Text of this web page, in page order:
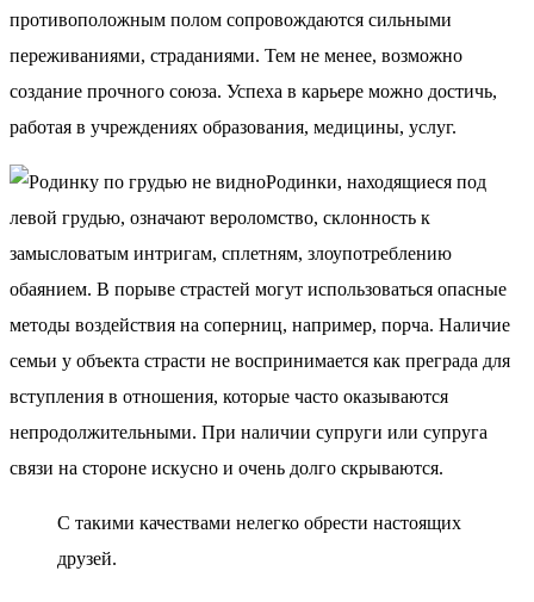
противоположным полом сопровождаются сильными
переживаниями, страданиями. Тем не менее, возможно
создание прочного союза. Успеха в карьере можно достичь,
работая в учреждениях образования, медицины, услуг.
Родинки, находящиеся под
левой грудью, означают вероломство, склонность к
замысловатым интригам, сплетням, злоупотреблению
обаянием. В порыве страстей могут использоваться опасные
методы воздействия на соперниц, например, порча. Наличие
семьи у объекта страсти не воспринимается как преграда для
вступления в отношения, которые часто оказываются
непродолжительными. При наличии супруги или супруга
связи на стороне искусно и очень долго скрываются.
С такими качествами нелегко обрести настоящих
друзей.